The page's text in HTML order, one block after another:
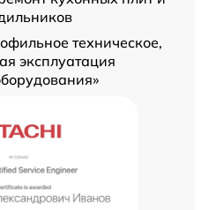
техническое,
эксплуатация